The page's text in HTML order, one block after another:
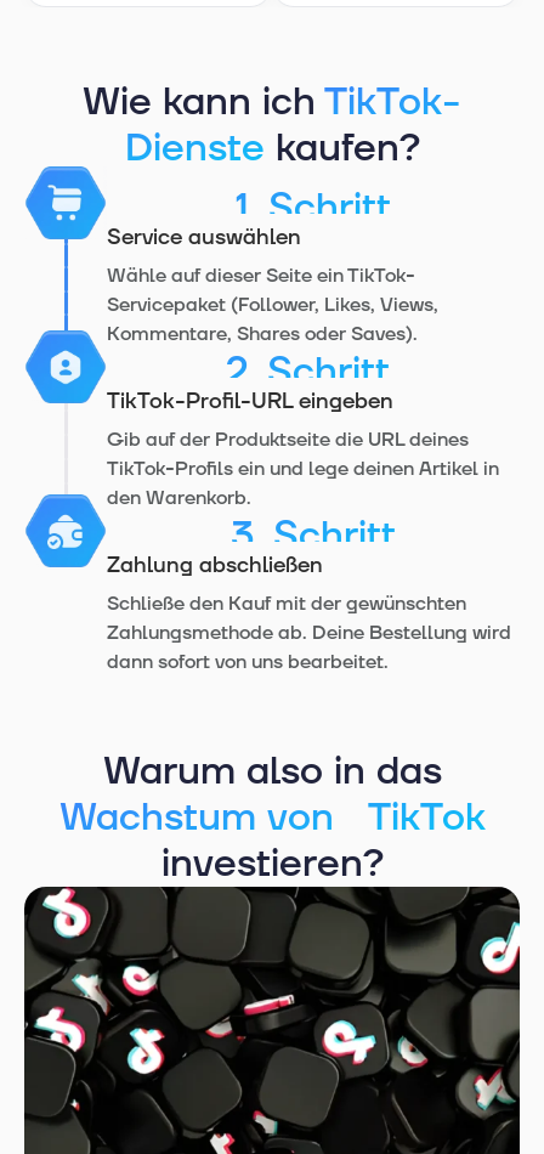
Wie kann ich TikTok-
Dienste kaufen?
1. Schritt
Service auswählen
Wähle auf dieser Seite ein TikTok-
Servicepaket (Follower, Likes, Views,
Kommentare, Shares oder Saves).
2. Schritt
TikTok-Profil-URL eingeben
Gib auf der Produktseite die URL deines
TikTok-Profils ein und lege deinen Artikel in
den Warenkorb.
3. Schritt
Zahlung abschließen
Schließe den Kauf mit der gewünschten
Zahlungsmethode ab. Deine Bestellung wird
dann sofort von uns bearbeitet.
Warum also in das
Wachstum von TikTok
investieren?